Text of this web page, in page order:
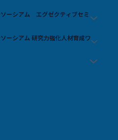
ーシアム エグゼクティブセミ
ーシアム 研究力強化人材育成ワ